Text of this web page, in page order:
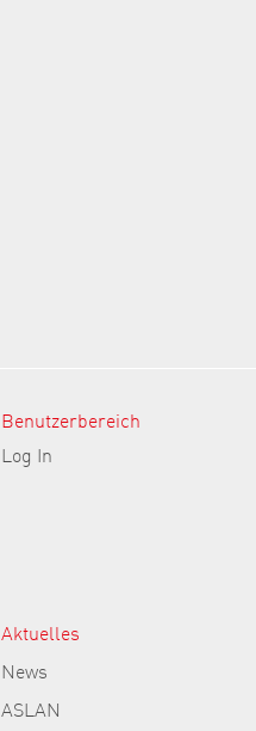
Benutzerbereich
Log In
Aktuelles
News
ASLAN